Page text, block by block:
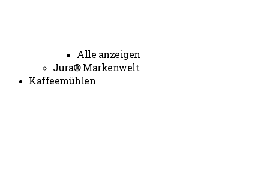
Alle anzeigen
Jura® Markenwelt
Kaffeemühlen